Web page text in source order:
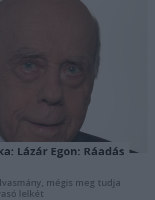
Lázár Egon: Ráadás
mégis meg tudja
lelkét